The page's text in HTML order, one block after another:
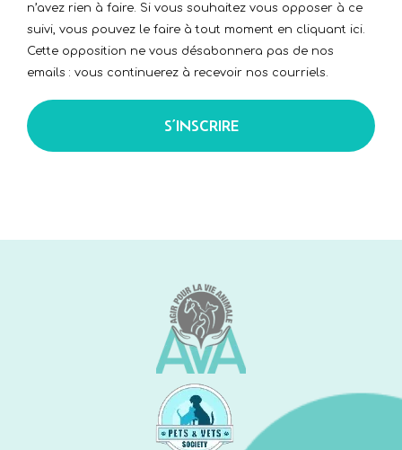
n’avez rien à faire. Si vous souhaitez vous opposer à ce
suivi, vous pouvez le faire à tout moment en cliquant ici.
Cette opposition ne vous désabonnera pas de nos
emails : vous continuerez à recevoir nos courriels.
S’INSCRIRE